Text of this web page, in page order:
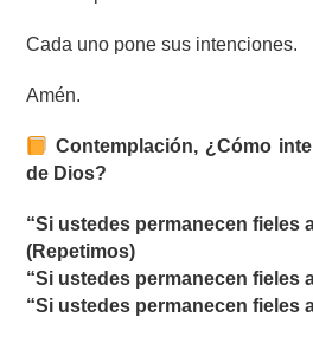
Cada uno pone sus intenciones.
Amén.
Contemplación, ¿Cómo
de Dios?
“Si ustedes permanecen fieles
(Repetimos)
“Si ustedes permanecen fieles
“Si ustedes permanecen fieles